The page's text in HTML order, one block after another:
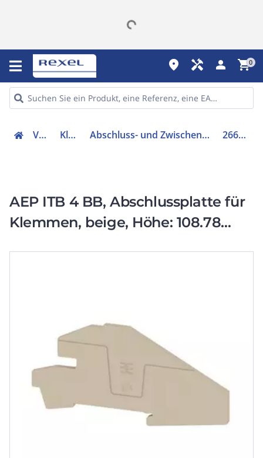
place handyman person shopping_cart0
Verteiler Klemmen Abschluss- und Zwischenplatte für Reihenklemme 2669110000
AEP ITB 4 BB, Abschlussplatte für
Klemmen, beige, Höhe: 108.78